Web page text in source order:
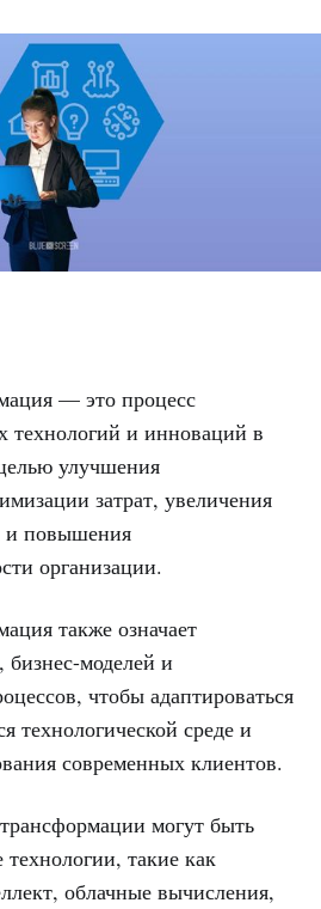
— это процесс
технологий и инноваций в
улучшения
затрат, увеличения
и повышения
организации.
также означает
бизнес-моделей и
чтобы адаптироваться
технологической среде и
современных клиентов.
могут быть
такие как
облачные вычисления,